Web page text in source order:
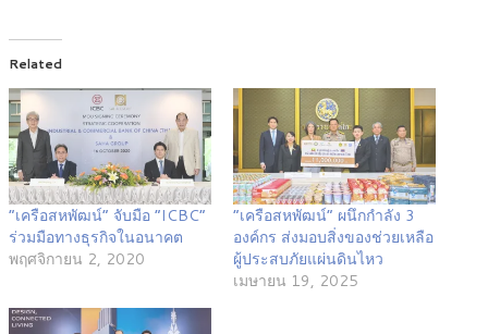
Related
“เครือสหพัฒน์” จับมือ “ICBC”
ร่วมมือทางธุรกิจในอนาคต
พฤศจิกายน 2, 2020
“เครือสหพัฒน์” ผนึกกำลัง 3
องค์กร ส่งมอบสิ่งของช่วยเหลือ
ผู้ประสบภัยแผ่นดินไหว
เมษายน 19, 2025